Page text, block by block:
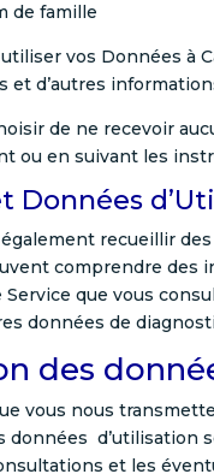
de famille
vos Données à
et d’autres
de ne recevoir
ou en suivant les
Données
recueillir des
comprendre des
Service que vous
données de
des
vous nous
données d’utilisation
et les